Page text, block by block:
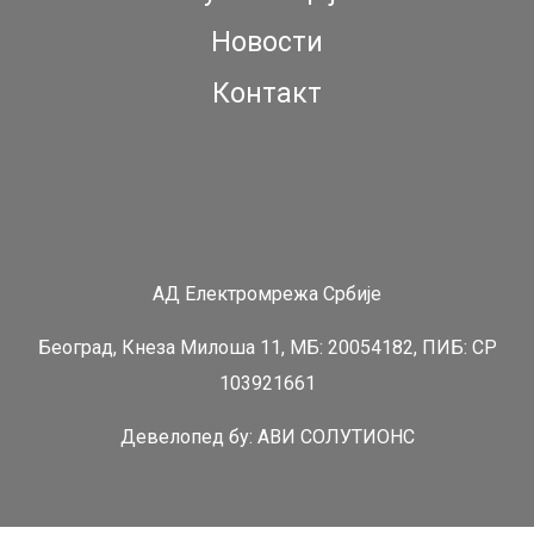
Новости
Контакт
АД Електромрежа Србије
Београд, Кнеза Милоша 11, МБ: 20054182, ПИБ: СР
103921661
Девелопед бy: АВИ СОЛУТИОНС